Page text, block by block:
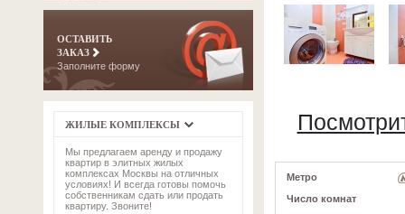
ОСТАВИТЬ
ЗАКАЗ
Заполните форму
ЖИЛЫЕ КОМПЛЕКСЫ
Мы предлагаем аренду и продажу
квартир в элитных жилых
комплексах Москвы на отличных
условиях! И всегда готовы помочь
собственникам сдать или продать
квартиру. Звоните!
Метро
Число комнат